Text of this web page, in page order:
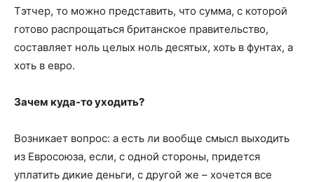
Тэтчер, то можно представить, что сумма, с которой
готово распрощаться британское правительство,
составляет ноль целых ноль десятых, хоть в фунтах, а
хоть в евро.
Зачем куда-то уходить?
Возникает вопрос: а есть ли вообще смысл выходить
из Евросоюза, если, с одной стороны, придется
уплатить дикие деньги, с другой же – хочется все